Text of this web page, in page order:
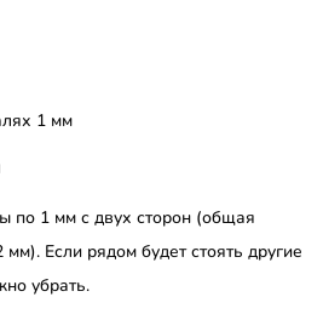
1 мм
по 1 мм с двух сторон (общая
Если рядом будет стоять другие
убрать.